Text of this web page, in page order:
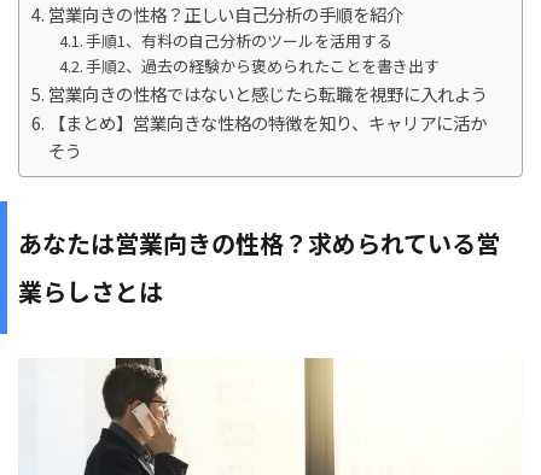
営業向きの性格？正しい自己分析の手順を紹介
手順1、有料の自己分析のツールを活用する
手順2、過去の経験から褒められたことを書き出す
営業向きの性格ではないと感じたら転職を視野に入れよう
【まとめ】営業向きな性格の特徴を知り、キャリアに活か
そう
あなたは営業向きの性格？求められている営
業らしさとは